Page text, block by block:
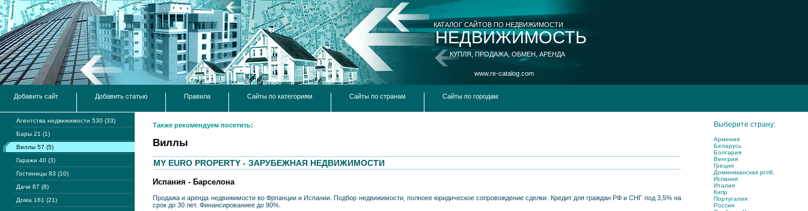
КАТАЛОГ САЙТОВ ПО НЕДВИЖИМОСТИ
НЕДВИЖИМОСТЬ
КУПЛЯ, ПРОДАЖА, ОБМЕН, АРЕНДА
www.re-catalog.com
Добавить сайт Добавить статью Правила Сайты по категориям Сайты по странам Сайты по городам
Агентства недвижимости 530 (33)
Бары 21 (1)
Виллы 57 (5)
Гаражи 40 (3)
Гостиницы 83 (10)
Дачи 87 (8)
Дома 161 (21)
Также рекомендуем посетить:
Виллы
MY EURO PROPERTY - ЗАРУБЕЖНАЯ НЕДВИЖИМОСТИ
Испания - Барселона
Продажа и аренда недвижимости во Фрпанции и Испании. Подбор недвижимости, полноее юридическое сопровождение сделки. Кредит для граждан РФ и СНГ под 3,5% на
срок до 30 лет. Финансированиее до 90%.
Выберите страну:
Армения
Беларусь
Болгария
Венгрия
Греция
Доминиканская рспб.
Испания
Италия
Кипр
Португалия
Россия